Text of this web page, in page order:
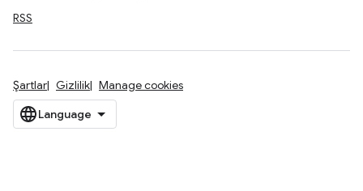
RSS
Şartlar Gizlilik Manage cookies